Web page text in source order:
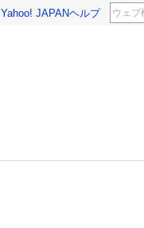
Yahoo! JAPANヘルプ